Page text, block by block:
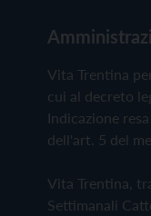
Vita Trentina
cui al decreto
Indicazione
dell'art. 5 del
Vita Trentina,
Settimanali